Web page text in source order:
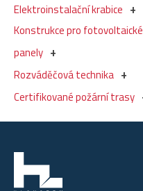
Elektroinstalační krabice
Konstrukce pro fotovoltaické
panely
Rozváděčová technika
Certifikované požární trasy